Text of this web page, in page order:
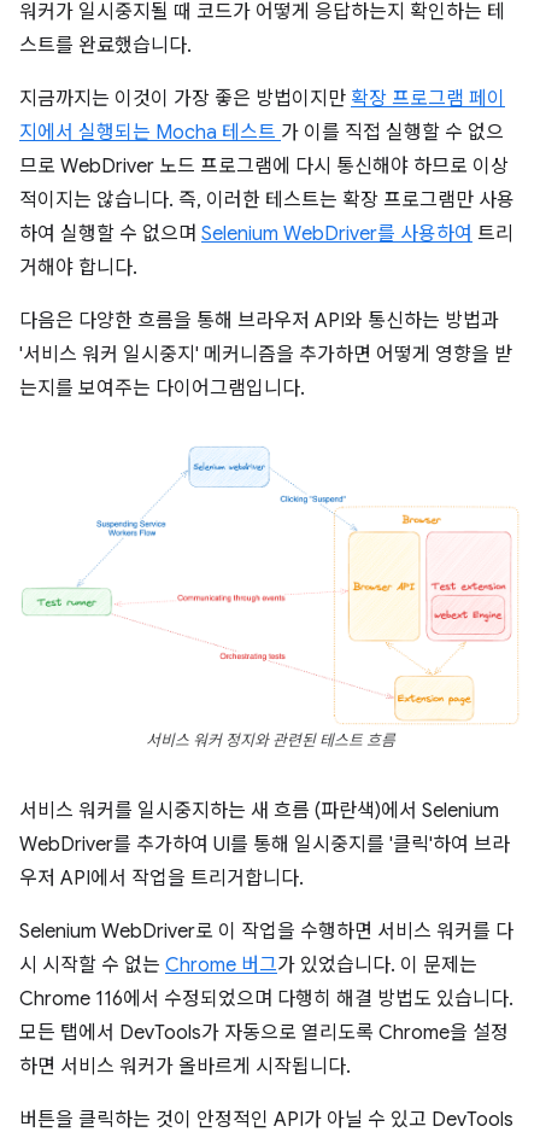
워커가 일시중지될 때 코드가 어떻게 응답하는지 확인하는 테
스트를 완료했습니다.
지금까지는 이것이 가장 좋은 방법이지만 확장 프로그램 페이
지에서 실행되는 Mocha 테스트 가 이를 직접 실행할 수 없으
므로 WebDriver 노드 프로그램에 다시 통신해야 하므로 이상
적이지는 않습니다. 즉, 이러한 테스트는 확장 프로그램만 사용
하여 실행할 수 없으며 Selenium WebDriver를 사용하여 트리
거해야 합니다.
다음은 다양한 흐름을 통해 브라우저 API와 통신하는 방법과
'서비스 워커 일시중지' 메커니즘을 추가하면 어떻게 영향을 받
는지를 보여주는 다이어그램입니다.
서비스 워커 정지와 관련된 테스트 흐름
서비스 워커를 일시중지하는 새 흐름 (파란색)에서 Selenium
WebDriver를 추가하여 UI를 통해 일시중지를 '클릭'하여 브라
우저 API에서 작업을 트리거합니다.
Selenium WebDriver로 이 작업을 수행하면 서비스 워커를 다
시 시작할 수 없는 Chrome 버그가 있었습니다. 이 문제는
Chrome 116에서 수정되었으며 다행히 해결 방법도 있습니다.
모든 탭에서 DevTools가 자동으로 열리도록 Chrome을 설정
하면 서비스 워커가 올바르게 시작됩니다.
버튼을 클릭하는 것이 안정적인 API가 아닐 수 있고 DevTools